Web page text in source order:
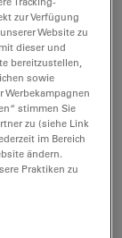
lamelläre
Interesse
SMILE und
zur Verfügung
Website zu
dieser und
bereitzustellen,
sowie
stimmen Sie
zu (siehe Link
im Bereich
ändern.
Praktiken zu